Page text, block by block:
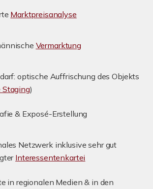
Marktpreisanalyse
Vermarktung
optische Auffrischung des Objekts
Staging)
& Exposé-Erstellung
Netzwerk inklusive sehr gut
Interessentenkartei
in regionalen Medien & in den